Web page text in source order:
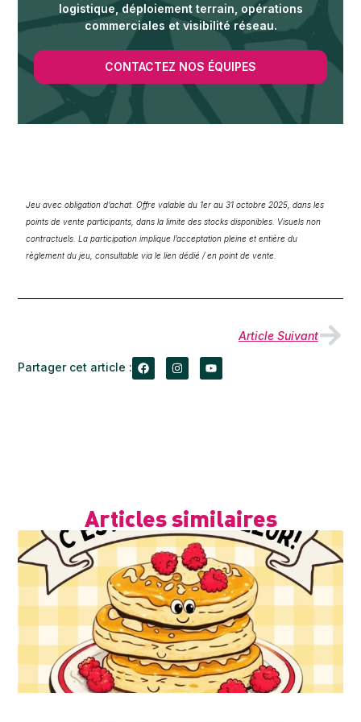
logistique, déploiement terrain, opérations
commerciales et visibilité réseau.
CONTACTEZ NOS ÉQUIPES
Jeu avec obligation d’achat. Offre valable du 1er au 31 octobre 2025, dans les
points de vente participants, dans la limite des stocks disponibles. Visuels non
contractuels. La participation implique l’acceptation pleine et entière du
règlement du jeu, consultable via le lien dédié / en point de vente.
Article Suivant
Partager cet article :
Articles similaires